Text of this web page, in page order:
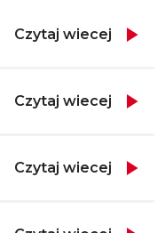
Czytaj wiecej
Czytaj wiecej
Czytaj wiecej